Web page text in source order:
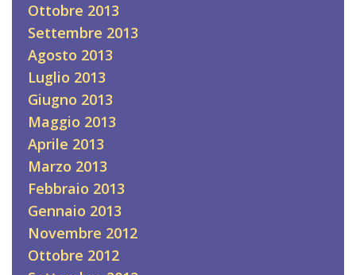
Ottobre 2013
Settembre 2013
Agosto 2013
Luglio 2013
Giugno 2013
Maggio 2013
Aprile 2013
Marzo 2013
Febbraio 2013
Gennaio 2013
Novembre 2012
Ottobre 2012